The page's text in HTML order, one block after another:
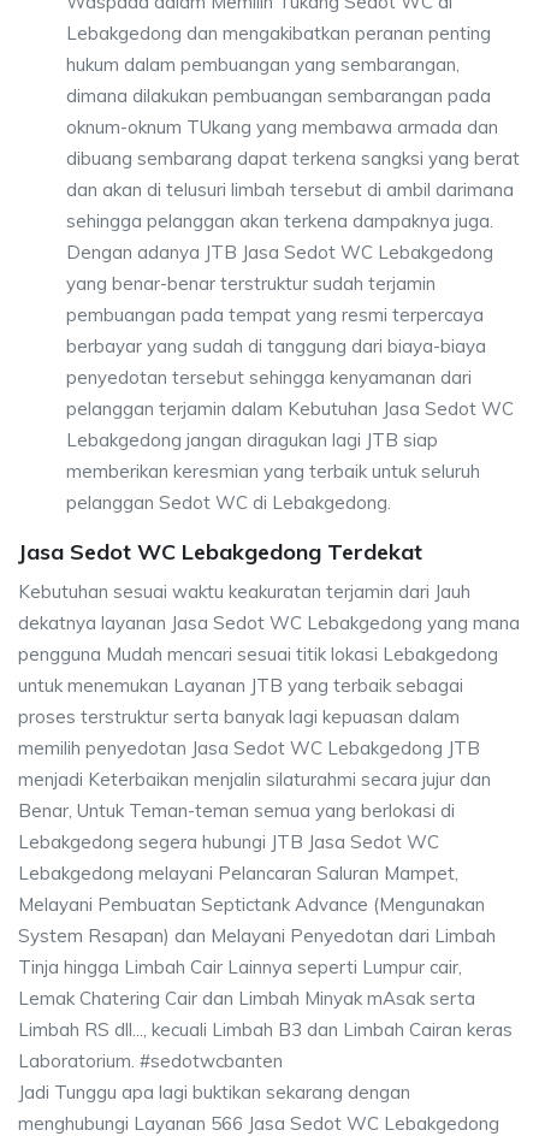
Lebakgedong dan mengakibatkan peranan penting
hukum dalam pembuangan yang sembarangan,
dimana dilakukan pembuangan sembarangan pada
oknum-oknum TUkang yang membawa armada dan
dibuang sembarang dapat terkena sangksi yang berat
dan akan di telusuri limbah tersebut di ambil darimana
sehingga pelanggan akan terkena dampaknya juga.
Dengan adanya JTB Jasa Sedot WC Lebakgedong
yang benar-benar terstruktur sudah terjamin
pembuangan pada tempat yang resmi terpercaya
berbayar yang sudah di tanggung dari biaya-biaya
penyedotan tersebut sehingga kenyamanan dari
pelanggan terjamin dalam Kebutuhan Jasa Sedot WC
Lebakgedong jangan diragukan lagi JTB siap
memberikan keresmian yang terbaik untuk seluruh
pelanggan Sedot WC di Lebakgedong.
Jasa Sedot WC Lebakgedong Terdekat
Kebutuhan sesuai waktu keakuratan terjamin dari Jauh
dekatnya layanan Jasa Sedot WC Lebakgedong yang mana
pengguna Mudah mencari sesuai titik lokasi Lebakgedong
untuk menemukan Layanan JTB yang terbaik sebagai
proses terstruktur serta banyak lagi kepuasan dalam
memilih penyedotan Jasa Sedot WC Lebakgedong JTB
menjadi Keterbaikan menjalin silaturahmi secara jujur dan
Benar, Untuk Teman-teman semua yang berlokasi di
Lebakgedong segera hubungi JTB Jasa Sedot WC
Lebakgedong melayani Pelancaran Saluran Mampet,
Melayani Pembuatan Septictank Advance (Mengunakan
System Resapan) dan Melayani Penyedotan dari Limbah
Tinja hingga Limbah Cair Lainnya seperti Lumpur cair,
Lemak Chatering Cair dan Limbah Minyak mAsak serta
Limbah RS dll..., kecuali Limbah B3 dan Limbah Cairan keras
Laboratorium. #sedotwcbanten
Jadi Tunggu apa lagi buktikan sekarang dengan
menghubungi Layanan 566 Jasa Sedot WC Lebakgedong